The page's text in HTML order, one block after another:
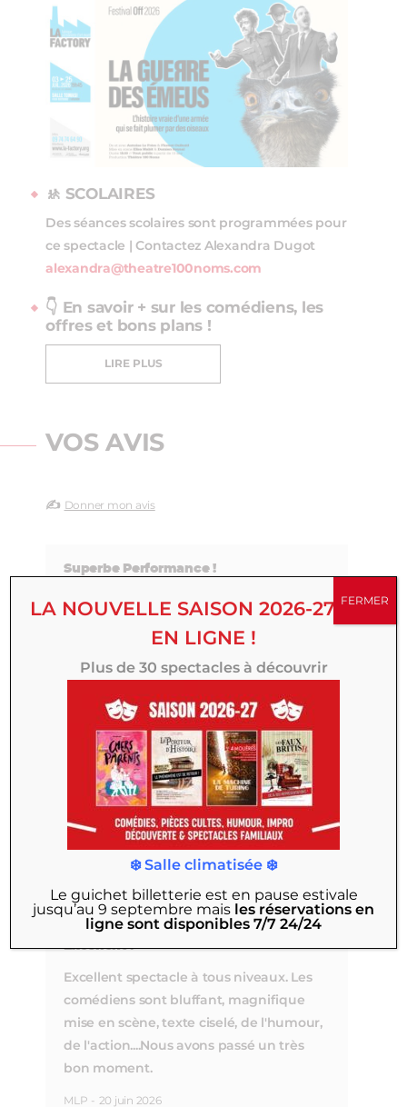
🚸 SCOLAIRES
Des séances scolaires sont programmées pour
ce spectacle | Contactez Alexandra Dugot
alexandra@theatre100noms.com
👇 En savoir + sur les comédiens, les
offres et bons plans !
LIRE PLUS
VOS AVIS
✍️ Donner mon avis
Superbe Performance !
Excellente pièce très rythmée, portée
Création Absurde Et Drôle
J'ai adoré la pièce, belle prouesse des
comédiens, le changement de costumes
et du déplacement des blocs décors.
Les comédiens se donnent à fond !
Excellent !
Excellent spectacle à tous niveaux. Les
comédiens sont bluffant, magnifique
mise en scène, texte ciselé, de l'humour,
de l'action....Nous avons passé un très
bon moment.
MLP - 20 juin 2026
LA NOUVELLE SAISON 2026-27 EST
EN LIGNE !
Plus de 30 spectacles à découvrir
❄️ Salle climatisée ❄️
Le guichet billetterie est en pause estivale
jusqu’au 9 septembre mais les réservations en
ligne sont disponibles 7/7 24/24
FERMER